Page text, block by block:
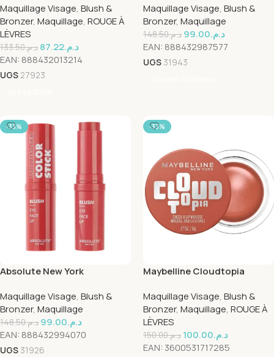
Maquillage Visage, Blush &
Bronzer, Maquillage, ROUGE À
LÈVRES
د.م.133.50 د.م.87.22
EAN: 888432013214
UGS 27923
Maquillage Visage, Blush &
Bronzer, Maquillage
د.م.148.50 د.م.99.00
EAN: 888432987577
UGS 31943
-33%
Absolute New York
Maquillage Visage, Blush &
Bronzer, Maquillage
د.م.148.50 د.م.99.00
EAN: 888432994070
UGS 31926
-33%
Maybelline Cloudtopia
Blush 12
Maquillage Visage, Blush &
Bronzer, Maquillage, ROUGE À
LÈVRES
د.م.150.00 د.م.100.00
EAN: 3600531717285